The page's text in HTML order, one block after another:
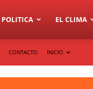
POLITICA EL CLIMA
CONTACTO INICIO